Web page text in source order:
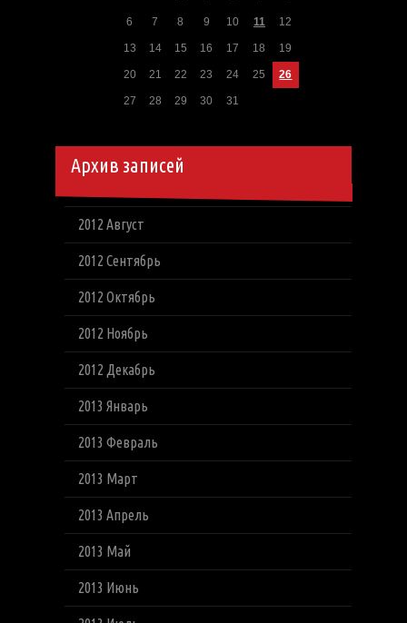
6 7 8 9 10 11 12
13 14 15 16 17 18 19
20 21 22 23 24 25 26
27 28 29 30 31
Архив записей
2012 Август
2012 Сентябрь
2012 Октябрь
2012 Ноябрь
2012 Декабрь
2013 Январь
2013 Февраль
2013 Март
2013 Апрель
2013 Май
2013 Июнь